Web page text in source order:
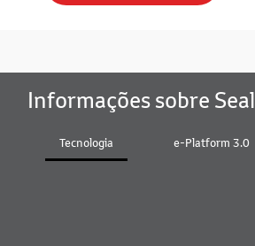
Informações sobre Seal
Tecnologia e-Platform 3.0